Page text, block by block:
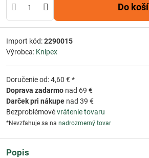
Do
Import kód:2290015
Výrobca: Knipex
Doručenie od: 4,60 € *
Doprava zadarmo nad 69 €
Darček pri nákupe nad 39 €
Bezproblémovévrátenie tovaru
*Nevzťahuje sa na nadrozmerný tovar
Popis